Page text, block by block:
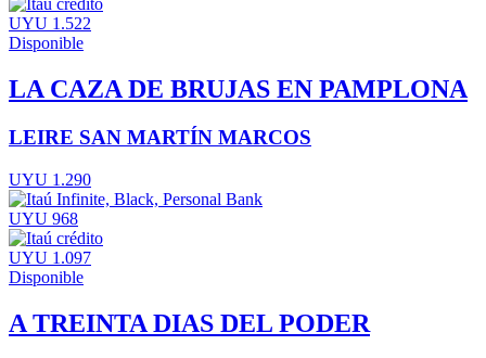
UYU 1.522
Disponible
LA CAZA DE BRUJAS EN PAMPLONA
LEIRE SAN MARTÍN MARCOS
UYU 1.290
UYU 968
UYU 1.097
Disponible
A TREINTA DIAS DEL PODER